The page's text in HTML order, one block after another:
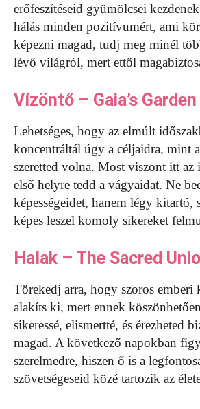
erőfeszítéseid gyümölcsei
hálás minden pozitívumért, ami
képezni magad, tudj meg minél
lévő világról, mert ettől
Vízöntő – Gaia’s Garden
Lehetséges, hogy az elmúlt
koncentráltál úgy a céljaidra, mint
szeretted volna. Most viszont itt az
első helyre tedd a vágyaidat. Ne
képességeidet, hanem légy kitartó,
képes leszel komoly sikereket
Halak – The Sacred
Törekedj arra, hogy szoros emberi
alakíts ki, mert ennek
sikeressé, elismertté, és érezheted
magad. A következő napokban
szerelmedre, hiszen ő is a
szövetségeseid közé tartozik az